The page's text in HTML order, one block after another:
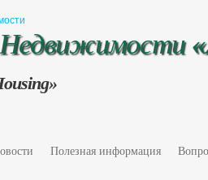
Полезная информация